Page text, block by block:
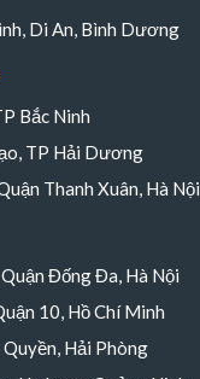
Di An, Bình Dương
Bắc Ninh
TP Hải Dương
Thanh Xuân, Hà Nội
Đống Đa, Hà Nội
10, Hồ Chí Minh
Hải Phòng